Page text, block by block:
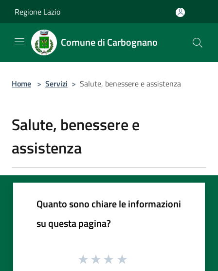
Regione Lazio
Comune di Carbognano
Home > Servizi > Salute, benessere e assistenza
Salute, benessere e
assistenza
Quanto sono chiare le informazioni
su questa pagina?